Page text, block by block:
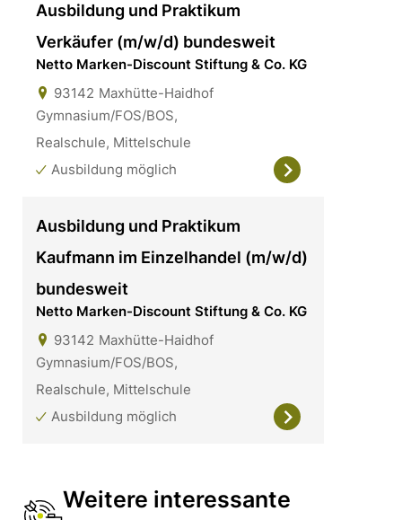
Ausbildung und Praktikum
Verkäufer (m/w/d) bundesweit
Netto Marken-Discount Stiftung & Co. KG
93142 Maxhütte-Haidhof
Gymnasium/FOS/BOS,
Realschule, Mittelschule
Ausbildung möglich
Ausbildung und Praktikum
Kaufmann im Einzelhandel (m/w/d)
bundesweit
Netto Marken-Discount Stiftung & Co. KG
93142 Maxhütte-Haidhof
Gymnasium/FOS/BOS,
Realschule, Mittelschule
Ausbildung möglich
Weitere interessante